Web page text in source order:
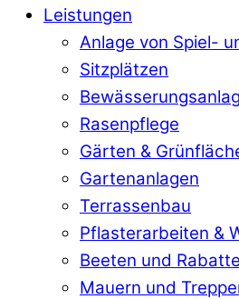
Leistungen
Anlage von Spiel-
Sitzplätzen
Rasenpflege
Gärten &
Gartenanlagen
Terrassenbau
Pflasterarbeiten &
Beeten und
Mauern und